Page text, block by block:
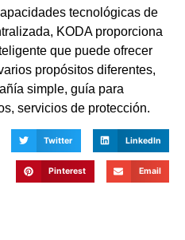
tecnológicas de
KODA proporciona
que puede ofrecer
propósitos diferentes,
simple, guía para
servicios de protección.
Twitter LinkedIn
Pinterest Email